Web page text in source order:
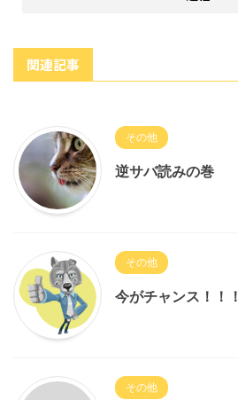
関連記事
その他
逆サバ読みの巻
その他
今がチャンス！！！
その他